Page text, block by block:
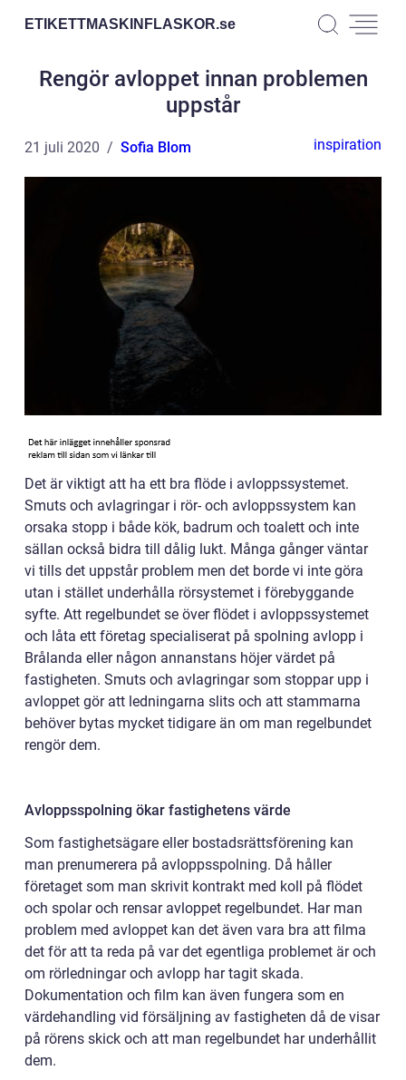
ETIKETTMASKINFLASKOR.se
Rengör avloppet innan problemen
uppstår
21 juli 2020 Sofia Blom inspiration
Det är viktigt att ha ett bra flöde i avloppssystemet.
Smuts och avlagringar i rör- och avloppssystem kan
orsaka stopp i både kök, badrum och toalett och inte
sällan också bidra till dålig lukt. Många gånger väntar
vi tills det uppstår problem men det borde vi inte göra
utan i stället underhålla rörsystemet i förebyggande
syfte. Att regelbundet se över flödet i avloppssystemet
och låta ett företag specialiserat på spolning avlopp i
Brålanda eller någon annanstans höjer värdet på
fastigheten. Smuts och avlagringar som stoppar upp i
avloppet gör att ledningarna slits och att stammarna
behöver bytas mycket tidigare än om man regelbundet
rengör dem.
Avloppsspolning ökar fastighetens värde
Som fastighetsägare eller bostadsrättsförening kan
man prenumerera på avloppsspolning. Då håller
företaget som man skrivit kontrakt med koll på flödet
och spolar och rensar avloppet regelbundet. Har man
problem med avloppet kan det även vara bra att filma
det för att ta reda på var det egentliga problemet är och
om rörledningar och avlopp har tagit skada.
Dokumentation och film kan även fungera som en
värdehandling vid försäljning av fastigheten då de visar
på rörens skick och att man regelbundet har underhållit
dem.